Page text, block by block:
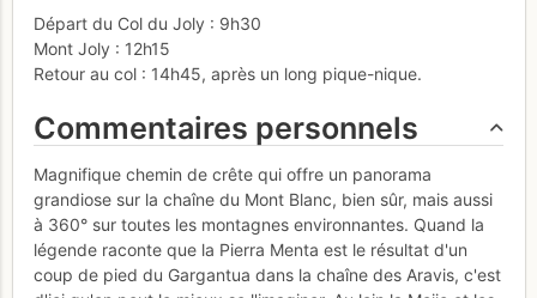
Départ du Col du Joly : 9h30
Mont Joly : 12h15
Retour au col : 14h45, après un long pique-nique.
Commentaires personnels
Magnifique chemin de crête qui offre un panorama
grandiose sur la chaîne du Mont Blanc, bien sûr, mais aussi
à 360° sur toutes les montagnes environnantes. Quand la
légende raconte que la Pierra Menta est le résultat d'un
coup de pied du Gargantua dans la chaîne des Aravis, c'est